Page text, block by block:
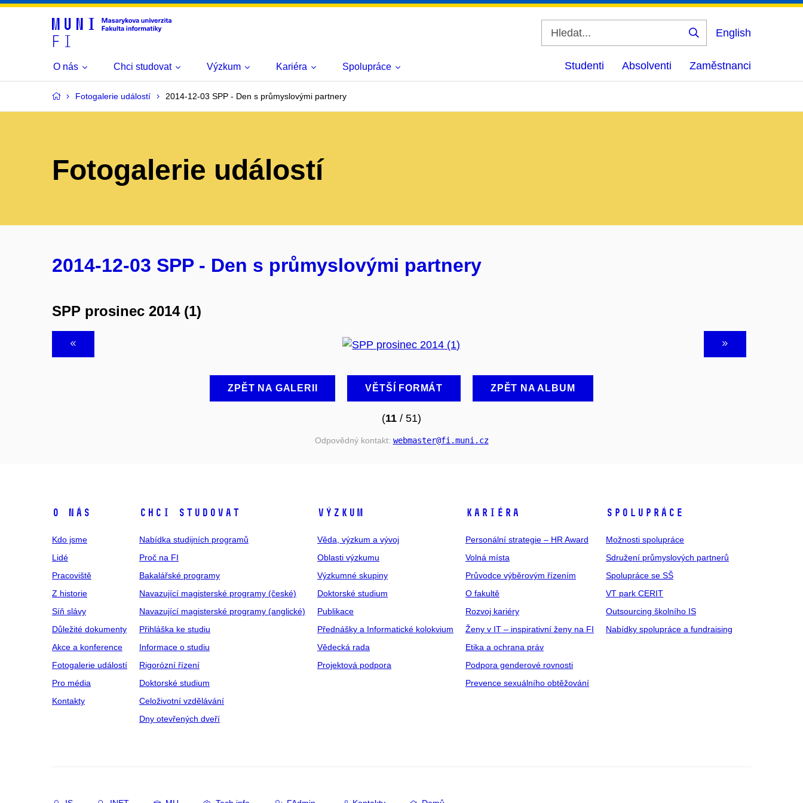
Vyhledat
English
O nás Chci studovat Výzkum Kariéra Spolupráce Studenti Absolventi Zaměstnanci
Fotogalerie událostí 2014-12-03 SPP - Den s průmyslovými partnery
Fotogalerie událostí
2014-12-03 SPP - Den s průmyslovými partnery
SPP prosinec 2014 (1)
ZPĚT NA GALERII VĚTŠÍ FORMÁT ZPĚT NA ALBUM
(11 / 51)
Odpovědný kontakt: webmaster@fi .muni .cz
O NÁS
Kdo jsme
Lidé
Pracoviště
Z historie
Síň slávy
Důležité dokumenty
Akce a konference
Fotogalerie událostí
Pro média
Kontakty
CHCI STUDOVAT
Nabídka studijních programů
Proč na FI
Bakalářské programy
Navazující magisterské programy (české)
Navazující magisterské programy (anglické)
Přihláška ke studiu
Informace o studiu
Rigorózní řízení
Doktorské studium
Celoživotní vzdělávání
Dny otevřených dveří
VÝZKUM
Věda, výzkum a vývoj
Oblasti výzkumu
Výzkumné skupiny
Doktorské studium
Publikace
Přednášky a Informatické kolokvium
Vědecká rada
Projektová podpora
KARIÉRA
Personální strategie – HR Award
Volná místa
Průvodce výběrovým řízením
O fakultě
Rozvoj kariéry
Ženy v IT – inspirativní ženy na FI
Etika a ochrana práv
Podpora genderové rovnosti
Prevence sexuálního obtěžování
SPOLUPRÁCE
Možnosti spolupráce
Sdružení průmyslových partnerů
Spolupráce se SŠ
VT park CERIT
Outsourcing školního IS
Nabídky spolupráce a fundraising